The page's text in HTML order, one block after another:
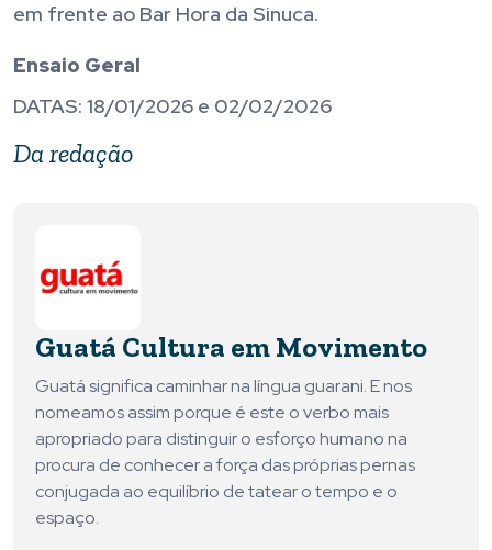
em frente ao Bar Hora da Sinuca.
Ensaio Geral
DATAS: 18/01/2026 e 02/02/2026
Da redação
Guatá Cultura em Movimento
Guatá significa caminhar na língua guarani. E nos
nomeamos assim porque é este o verbo mais
apropriado para distinguir o esforço humano na
procura de conhecer a força das próprias pernas
conjugada ao equilíbrio de tatear o tempo e o
espaço.